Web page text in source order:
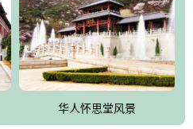
华人怀思堂风景